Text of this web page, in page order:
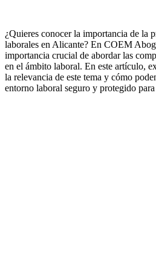
¿Quieres conocer la importancia de la
laborales en Alicante? En COEM
importancia crucial de abordar las
en el ámbito laboral. En este artículo,
la relevancia de este tema y cómo
entorno laboral seguro y protegido